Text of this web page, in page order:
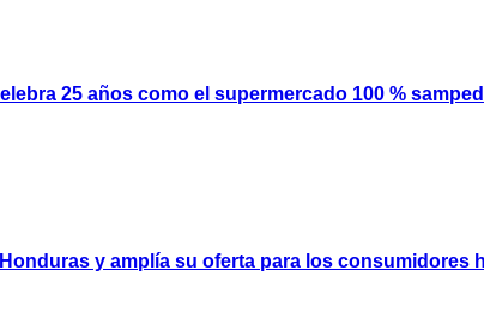
25 años como el supermercado 100 %
y amplía su oferta para los consumidores